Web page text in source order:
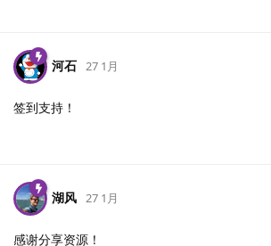
河石 27 1月
签到支持！
湖风 27 1月
感谢分享资源！